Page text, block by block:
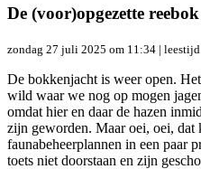
De (voor)opgezette reebok
zondag 27 juli 2025 om 11:34 |
De bokkenjacht is weer open.
wild waar we nog op mogen
omdat hier en daar de hazen
zijn geworden. Maar oei, oei,
faunabeheerplannen in een paar
toets niet doorstaan en zijn